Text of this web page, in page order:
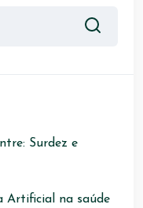
Surdez e
Artificial na saúde